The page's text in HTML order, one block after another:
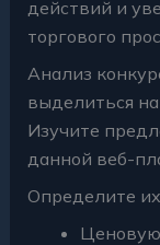
действий и
торгового
Анализ
выделиться
Изучите
данной веб-
Определите
Ценовую